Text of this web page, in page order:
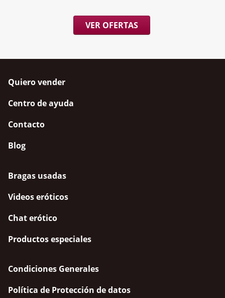
VER OFERTAS
Quiero vender
Centro de ayuda
Contacto
Blog
Bragas usadas
Videos eróticos
Chat erótico
Productos especiales
Condiciones Generales
Política de Protección de datos